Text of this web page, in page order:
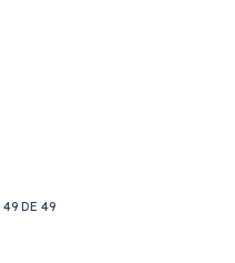
49 DE 49